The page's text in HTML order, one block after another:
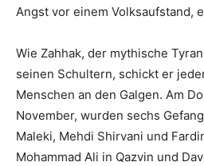
Angst vor einem Volksaufstand,
Wie Zahhak, der mythische
seinen Schultern, schickt er
Menschen an den Galgen. Am
November, wurden sechs
Maleki, Mehdi Shirvani und
Mohammad Ali in Qazvin und